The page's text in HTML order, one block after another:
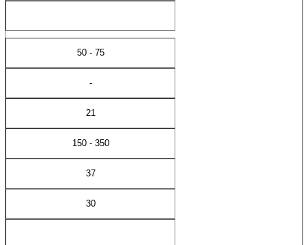
50 - 75
-
21
150 - 350
37
30